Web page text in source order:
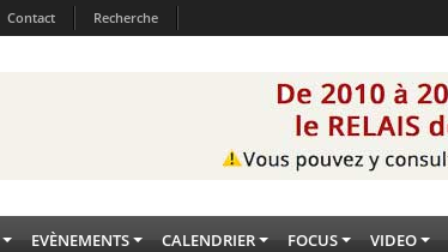
Contact Recherche
EVÈNEMENTS CALENDRIER FOCUS VIDEO